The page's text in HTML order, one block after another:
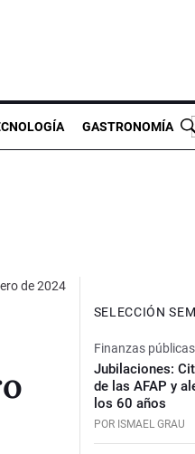
GASTRONOMÍA
de 2024
SELECCIÓN
Finanzas públicas
Jubilaciones:
de las AFAP y
los 60 años
POR ISMAEL GRAU